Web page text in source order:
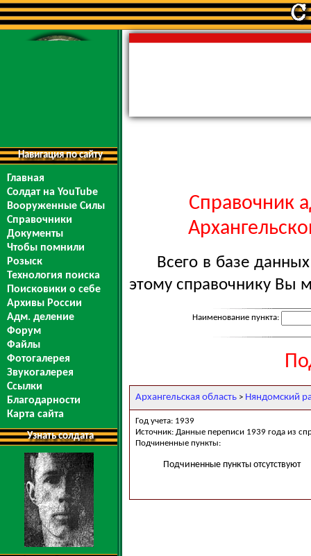
Навигация по сайту
Главная
Солдат на YouTube
Вооруженные Силы
Справочники
Документы
Чтобы помнили
Розыск
Технология поиска
Поисковики о себе
Архивы России
Адм. деление
Форум
Файлы
Фотогалерея
Звукогалерея
Ссылки
Благодарности
Карта сайта
Узнать солдата
Справочник
Всего в базе
этому справочнику Вы
Наименование пункта:
Архангельская область > Няндомский
Год учета: 1939
Источник: Данные переписи 1939 года из
Подчиненные пункты:
Подчиненные пункты отсутствуют